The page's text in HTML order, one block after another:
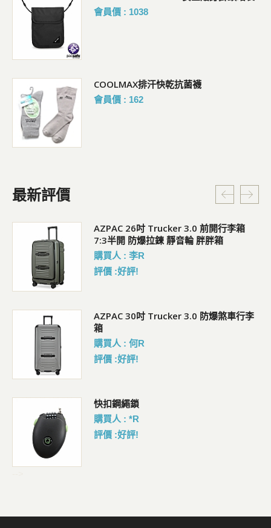
會員價 : 1038
COOLMAX排汗快乾抗菌襪
會員價 : 162
最新評價
AZPAC 26吋 Trucker 3.0 前開行李箱
7:3半開 防爆拉鍊 靜音輪 胖胖箱
購買人 : 李R
評價 :好評!
AZPAC 30吋 Trucker 3.0 防爆煞車行李
箱
購買人 : 何R
評價 :好評!
快扣鋼繩鎖
購買人 : *R
評價 :好評!